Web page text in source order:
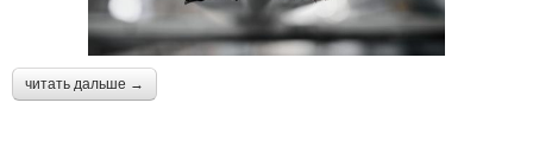
читать дальше →